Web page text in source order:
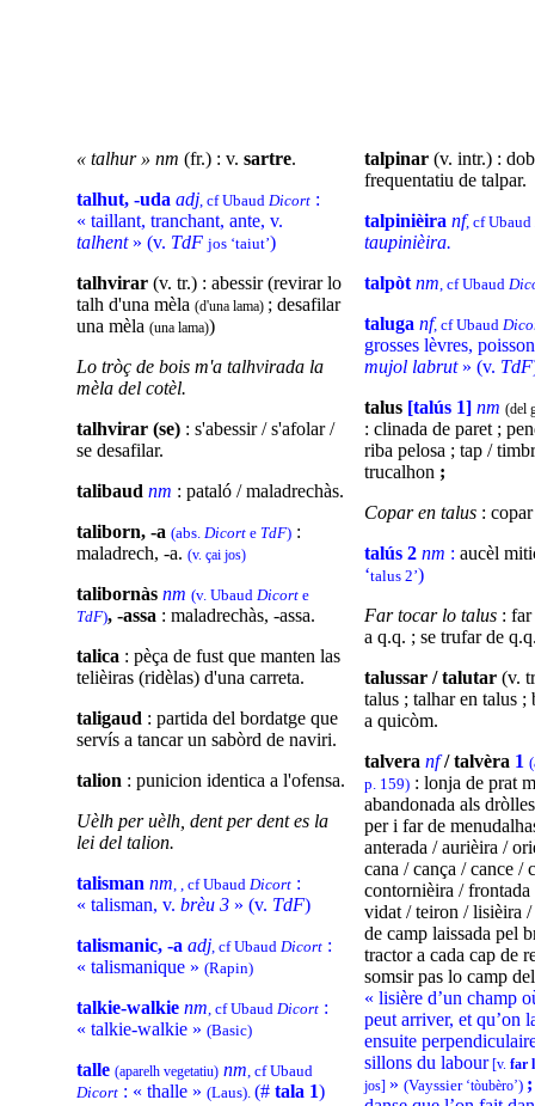
« talhur » nm (fr.) : v. sartre.
talhut, -uda adj, cf Ubaud Dicort :
« taillant, tranchant, ante, v.
talhent» (v. TdF jos ‘taiut’)
talhvirar (v. tr.) : abessir (revirar lo
talh d'una mèla (d'una lama) ; desafilar
una mèla (una lama))
Lo tròç de bois m'a talhvirada la
mèla del cotèl.
talhvirar (se) : s'abessir / s'afolar /
se desafilar.
talibaud nm : pataló / maladrechàs.
taliborn, -a (abs. Dicort e TdF) :
maladrech, -a. (v. çai jos)
talibornàs nm (v. Ubaud Dicort e
TdF), -assa : maladrechàs, -assa.
talica : pèça de fust que manten las
telièiras (ridèlas) d'una carreta.
taligaud : partida del bordatge que
servís a tancar un sabòrd de naviri.
talion : punicion identica a l'ofensa.
Uèlh per uèlh, dent per dent es la
lei del talion.
talisman nm, , cf Ubaud Dicort :
« talisman, v. brèu 3 » (v. TdF)
talismanic, -a adj, cf Ubaud Dicort :
« talismanique » (Rapin)
talkie-walkie nm, cf Ubaud Dicort :
« talkie-walkie » (Basic)
talle (aparelh vegetatiu) nm, cf Ubaud
Dicort : « thalle » (Laus). (# tala 1)
talpinar (v. intr.) :
frequentatiu de talpar.
talpinièira nf, cf Ubaud
taupinièira.
talpòt nm, cf Ubaud
taluga nf, cf Ubaud
grosses lèvres,
mujol labrut» (v. TdF
talus [talús 1] nm (del
: clinada de paret ;
riba pelosa ; tap /
trucalhon ;
Copar en talus :
talús 2 nm : aucèl
‘talus 2’)
Far tocar lo talus : far
a q.q. ; se trufar de
talussar / talutar (v.
talus ; talhar en talus ;
a quicòm.
talvera nf / talvèra 1
p. 159) : lonja de prat
abandonada als
per i far de
anterada / aurièira /
cana / cança / cance /
contornièira / frontada
vidat / teiron / lisièira
de camp laissada pel
tractor a cada cap de
somsir pas lo camp
« lisière d’un champ
peut arriver, et qu’on
ensuite
sillons du labour[v. far
jos] » (Vayssier ‘tòubèro’) ;